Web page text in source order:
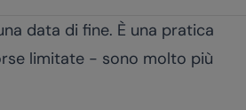
data di fine. È una pratica
limitate - sono molto più